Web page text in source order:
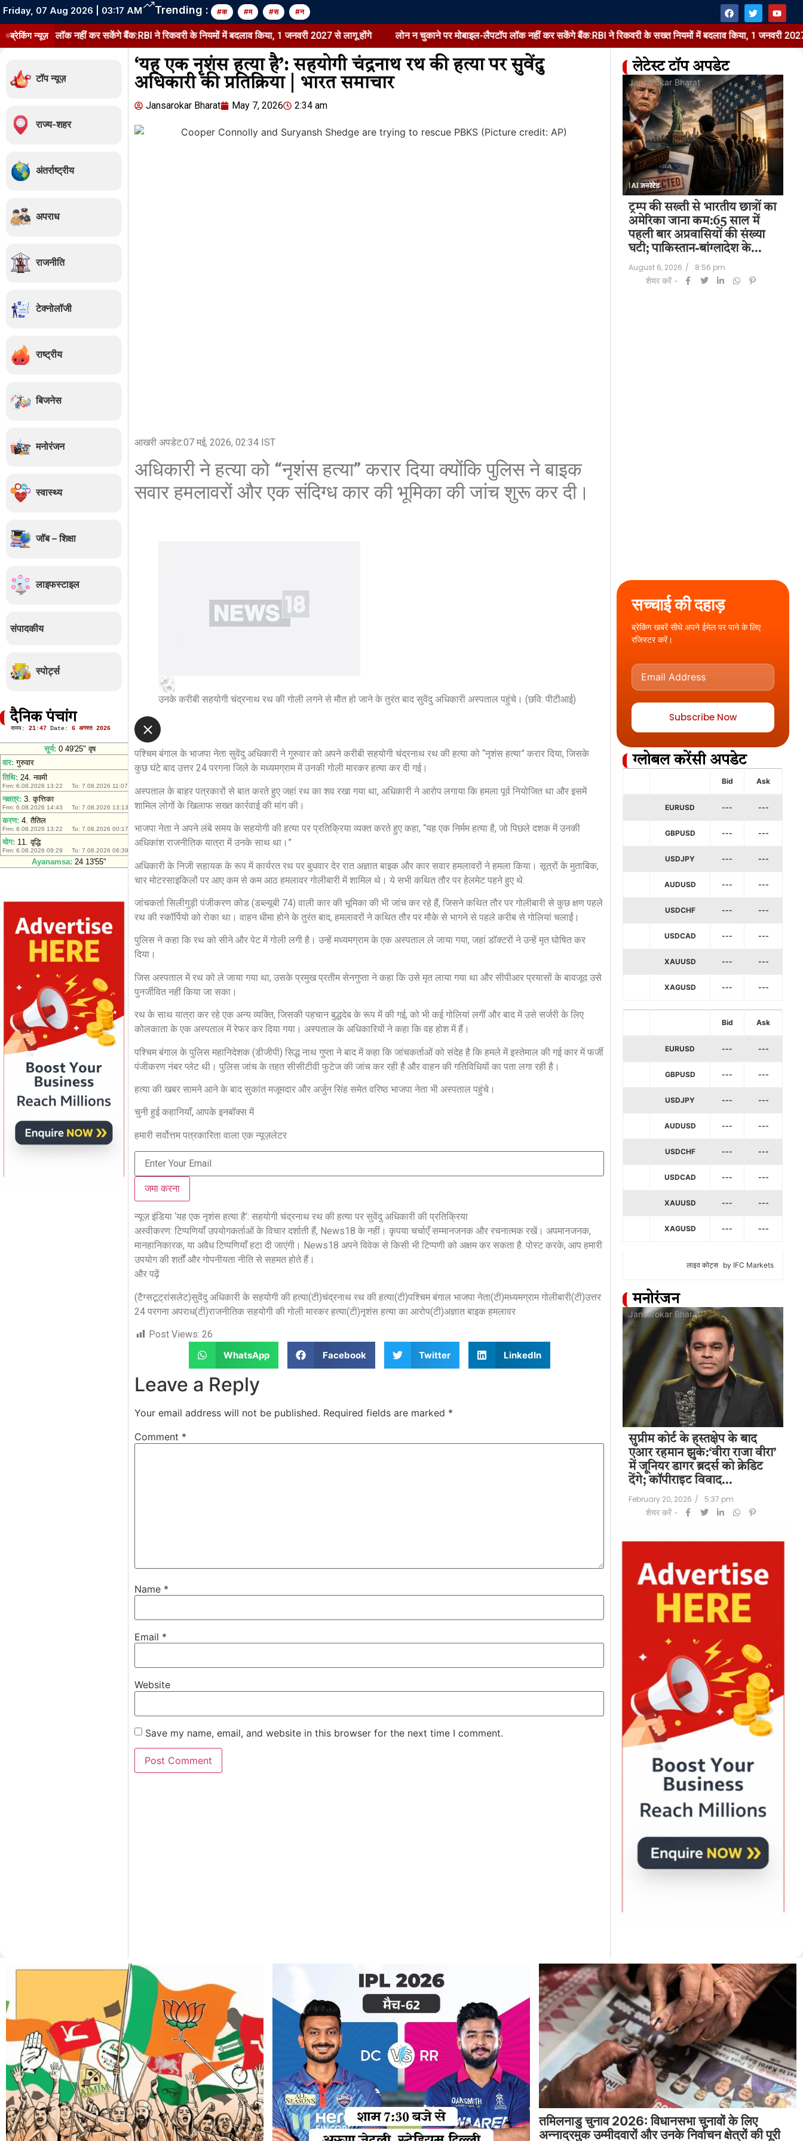
Friday, 07 Aug 2026 | 03:17 AM Trending : #क #म #स #न
ब्रेकिंग न्यूज़
लॉक नहीं कर सकेंगे बैंक:RBI ने रिकवरी के नियमों में बदलाव किया, 1 जनवरी 2027 से लागू होंगे लोन न चुकाने पर मोबाइल-लैपटॉप लॉक नहीं कर सकेंगे बैंक:RBI ने रिकवरी के सख्त नियमों में बदलाव किया, 1 जनवरी 2027 से लागू
टॉप न्यूज़
राज्य-शहर
अंतर्राष्ट्रीय
अपराध
राजनीति
टेक्नोलॉजी
राष्ट्रीय
बिजनेस
मनोरंजन
स्वास्थ्य
जॉब – शिक्षा
लाइफस्टाइल
संपादकीय
स्पोर्ट्स
दैनिक पंचांग
‘यह एक नृशंस हत्या है’: सहयोगी चंद्रनाथ रथ की हत्या पर सुवेंदु
अधिकारी की प्रतिक्रिया | भारत समाचार
Jansarokar Bharat May 7, 2026 2:34 am
आखरी अपडेट:07 मई, 2026, 02:34 IST
अधिकारी ने हत्या को “नृशंस हत्या” करार दिया क्योंकि पुलिस ने बाइक
सवार हमलावरों और एक संदिग्ध कार की भूमिका की जांच शुरू कर दी।
उनके करीबी सहयोगी चंद्रनाथ रथ की गोली लगने से मौत हो जाने के तुरंत बाद सुवेंदु अधिकारी अस्पताल पहुंचे। (छवि: पीटीआई)
पश्चिम बंगाल के भाजपा नेता सुवेंदु अधिकारी ने गुरुवार को अपने करीबी सहयोगी चंद्रनाथ रथ की हत्या को “नृशंस हत्या” करार दिया, जिसके
कुछ घंटे बाद उत्तर 24 परगना जिले के मध्यमग्राम में उनकी गोली मारकर हत्या कर दी गई।
अस्पताल के बाहर पत्रकारों से बात करते हुए जहां रथ का शव रखा गया था, अधिकारी ने आरोप लगाया कि हमला पूर्व नियोजित था और इसमें
शामिल लोगों के खिलाफ सख्त कार्रवाई की मांग की।
भाजपा नेता ने अपने लंबे समय के सहयोगी की हत्या पर प्रतिक्रिया व्यक्त करते हुए कहा, “यह एक निर्मम हत्या है, जो पिछले दशक में उनकी
अधिकांश राजनीतिक यात्रा में उनके साथ था।”
अधिकारी के निजी सहायक के रूप में कार्यरत रथ पर बुधवार देर रात अज्ञात बाइक और कार सवार हमलावरों ने हमला किया। सूत्रों के मुताबिक,
चार मोटरसाइकिलों पर आए कम से कम आठ हमलावर गोलीबारी में शामिल थे। ये सभी कथित तौर पर हेलमेट पहने हुए थे.
जांचकर्ता सिलीगुड़ी पंजीकरण कोड (डब्ल्यूबी 74) वाली कार की भूमिका की भी जांच कर रहे हैं, जिसने कथित तौर पर गोलीबारी से कुछ क्षण पहले
रथ की स्कॉर्पियो को रोका था। वाहन धीमा होने के तुरंत बाद, हमलावरों ने कथित तौर पर मौके से भागने से पहले करीब से गोलियां चलाईं।
पुलिस ने कहा कि रथ को सीने और पेट में गोली लगी है। उन्हें मध्यमग्राम के एक अस्पताल ले जाया गया, जहां डॉक्टरों ने उन्हें मृत घोषित कर
दिया।
जिस अस्पताल में रथ को ले जाया गया था, उसके प्रमुख प्रतीम सेनगुप्ता ने कहा कि उसे मृत लाया गया था और सीपीआर प्रयासों के बावजूद उसे
पुनर्जीवित नहीं किया जा सका।
रथ के साथ यात्रा कर रहे एक अन्य व्यक्ति, जिसकी पहचान बुद्धदेब के रूप में की गई, को भी कई गोलियां लगीं और बाद में उसे सर्जरी के लिए
कोलकाता के एक अस्पताल में रेफर कर दिया गया। अस्पताल के अधिकारियों ने कहा कि वह होश में हैं।
पश्चिम बंगाल के पुलिस महानिदेशक (डीजीपी) सिद्ध नाथ गुप्ता ने बाद में कहा कि जांचकर्ताओं को संदेह है कि हमले में इस्तेमाल की गई कार में फर्जी
पंजीकरण नंबर प्लेट थी। पुलिस जांच के तहत सीसीटीवी फुटेज की जांच कर रही है और वाहन की गतिविधियों का पता लगा रही है।
हत्या की खबर सामने आने के बाद सुकांत मजूमदार और अर्जुन सिंह समेत वरिष्ठ भाजपा नेता भी अस्पताल पहुंचे।
चुनी हुई कहानियाँ, आपके इनबॉक्स में
हमारी सर्वोत्तम पत्रकारिता वाला एक न्यूज़लेटर
जमा करना
न्यूज़ इंडिया‘यह एक नृशंस हत्या है’: सहयोगी चंद्रनाथ रथ की हत्या पर सुवेंदु अधिकारी की प्रतिक्रिया
अस्वीकरण: टिप्पणियाँ उपयोगकर्ताओं के विचार दर्शाती हैं, News18 के नहीं। कृपया चर्चाएँ सम्मानजनक और रचनात्मक रखें। अपमानजनक,
मानहानिकारक, या अवैध टिप्पणियाँ हटा दी जाएंगी। News18 अपने विवेक से किसी भी टिप्पणी को अक्षम कर सकता है. पोस्ट करके, आप हमारी
उपयोग की शर्तों और गोपनीयता नीति से सहमत होते हैं।
और पढ़ें
(टैग्सटूट्रांसलेट)सुवेंदु अधिकारी के सहयोगी की हत्या(टी)चंद्रनाथ रथ की हत्या(टी)पश्चिम बंगाल भाजपा नेता(टी)मध्यमग्राम गोलीबारी(टी)उत्तर
24 परगना अपराध(टी)राजनीतिक सहयोगी की गोली मारकर हत्या(टी)नृशंस हत्या का आरोप(टी)अज्ञात बाइक हमलावर
Post Views: 26
WhatsApp
Facebook Twitter LinkedIn
Leave a Reply
Your email address will not be published. Required fields are marked *
Comment *
Name *
Email *
Website
Save my name, email, and website in this browser for the next time I comment.
लेटेस्ट टॉप अपडेट
Jansarokar Bharat Jansarokar Bharat
ट्रम्प की सख्ती से भारतीय छात्रों का
अमेरिका जाना कम:65 साल में
पहली बार अप्रवासियों की संख्या
घटी; पाकिस्तान-बांग्लादेश के…
August 6, 2026 /
8:56 pm
शेयर करें -
सच्चाई की दहाड़
ब्रेकिंग खबरें सीधे अपने ईमेल पर पाने के लिए
रजिस्टर करें।
Subscribe Now
ग्लोबल करेंसी अपडेट
Bid Ask
EURUSD --- ---
GBPUSD --- ---
USDJPY --- ---
AUDUSD --- ---
USDCHF --- ---
USDCAD --- ---
XAUUSD --- ---
XAGUSD --- ---
Bid Ask
EURUSD --- ---
GBPUSD --- ---
USDJPY --- ---
AUDUSD --- ---
USDCHF --- ---
USDCAD --- ---
XAUUSD --- ---
XAGUSD --- ---
लाइव कोट्स by IFC Markets
मनोरंजन
Jansarokar Bharat Jansarokar Bharat Jansarokar Bharat
सुप्रीम कोर्ट के हस्तक्षेप के बाद
एआर रहमान झुके:‘वीरा राजा वीरा’
में जूनियर डागर ब्रदर्स को क्रेडिट
देंगे; कॉपीराइट विवाद…
February 20, 2026 /
5:37 pm
शेयर करें -
तमिलनाडु चुनाव 2026: विधानसभा चुनावों के लिए
अन्नाद्रमुक उम्मीदवारों और उनके निर्वाचन क्षेत्रों की पूरी